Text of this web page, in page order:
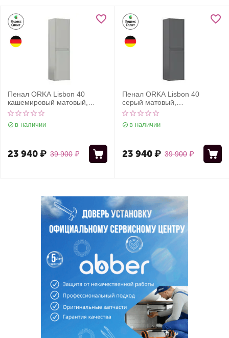
Пенал ORKA Lisbon 40
кашемировый матовый,
универсальный
в наличии
39 900 ₽
23 940₽
Пенал ORKA Lisbon 40
серый матовый,
универсальный
в наличии
39 900 ₽
23 940₽